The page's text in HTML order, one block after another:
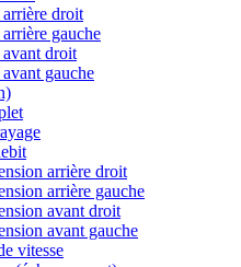
droit
gauche
droit
gauche
arrière droit
arrière gauche
avant droit
avant gauche
vitesse